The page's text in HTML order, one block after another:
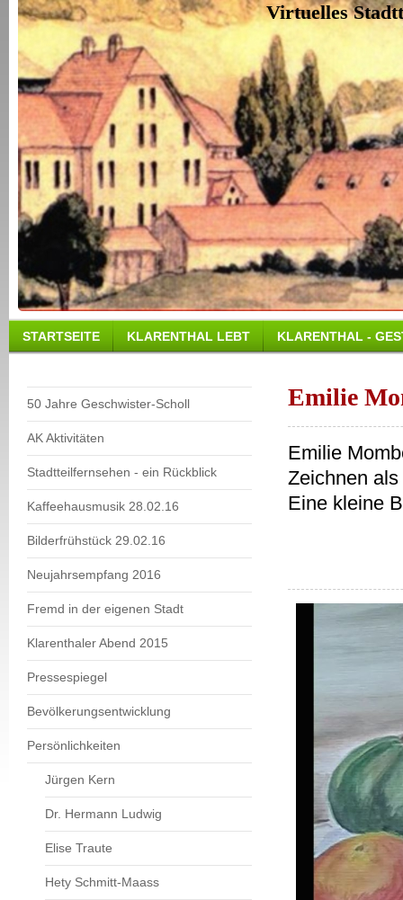
Virtuelles
STARTSEITE KLARENTHAL LEBT KLARENTHAL -
50 Jahre Geschwister-Scholl
AK Aktivitäten
Stadtteilfernsehen - ein Rückblick
Kaffeehausmusik 28.02.16
Bilderfrühstück 29.02.16
Neujahrsempfang 2016
Fremd in der eigenen Stadt
Klarenthaler Abend 2015
Pressespiegel
Bevölkerungsentwicklung
Persönlichkeiten
Jürgen Kern
Dr. Hermann Ludwig
Elise Traute
Hety Schmitt-Maass
Emilie
Emilie
Zeichnen
Eine kleine